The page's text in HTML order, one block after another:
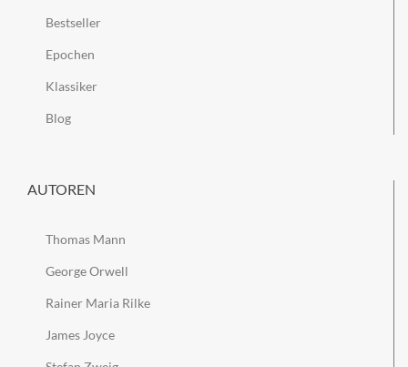
Bestseller
Epochen
Klassiker
Blog
AUTOREN
Thomas Mann
George Orwell
Rainer Maria Rilke
James Joyce